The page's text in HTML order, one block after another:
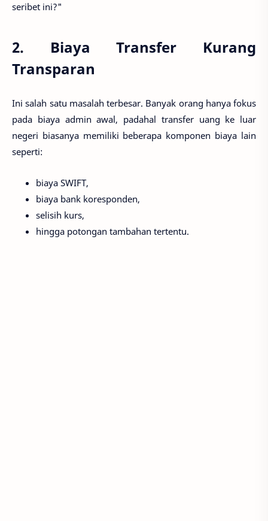
seribet ini?"
2. Biaya Transfer Kurang
Transparan
Ini salah satu masalah terbesar. Banyak orang hanya fokus
pada biaya admin awal, padahal transfer uang ke luar
negeri biasanya memiliki beberapa komponen biaya lain
seperti:
biaya SWIFT,
biaya bank koresponden,
selisih kurs,
hingga potongan tambahan tertentu.